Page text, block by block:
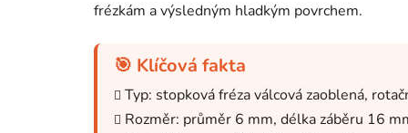
frézkám a výsledným hladkým povrchem.
🎯 Klíčová fakta
Typ: stopková fréza válcová zaoblená,
Rozměr: průměr 6 mm, délka záběru 16